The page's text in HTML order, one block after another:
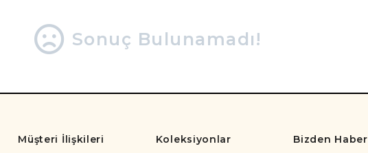
Sonuç Bulunamadı!
Müşteri İlişkileri Koleksiyonlar Bizden